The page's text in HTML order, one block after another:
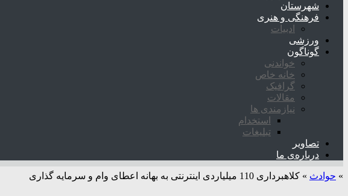
شهرستان
فرهنگی و هنری
ادبیات
ورزشی
گوناگون
خواندنی
خانه خاص
گرافیک
مقالات
نیازمندی ها
استخدام
تبلیغات
تصاویر
درباره‌ی ما
» حوادث » کلاهبرداری 110 میلیاردی اینترنتی به بهانه اعطای وام و سرمایه گذاری